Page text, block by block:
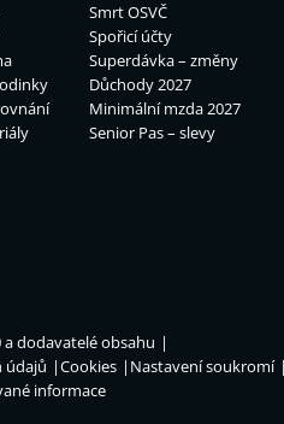
Smrt OSVČ
Spořicí účty
Superdávka – změny
Důchody 2027
Minimální mzda 2027
Senior Pas – slevy
a dodavatelé obsahu
údajů Cookies
Nastavení soukromí
informace